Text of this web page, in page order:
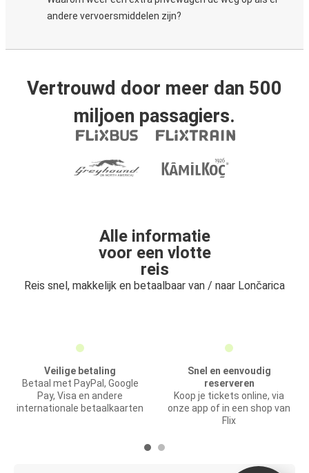
andere vervoersmiddelen zijn?
Vertrouwd door meer dan 500
miljoen passagiers.
Alle informatie
voor een vlotte
reis
Reis snel, makkelijk en betaalbaar van / naar Lončarica
Veilige betaling
Betaal met PayPal, Google
Pay, Visa en andere
internationale betaalkaarten
Snel en eenvoudig
reserveren
Koop je tickets online, via
onze app of in een shop van
Flix